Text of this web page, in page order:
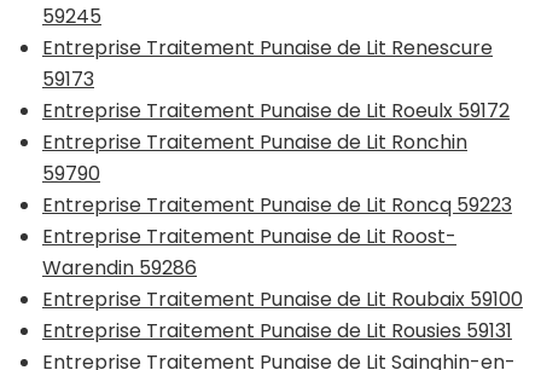
59245
Entreprise Traitement Punaise de Lit Renescure
59173
Entreprise Traitement Punaise de Lit Roeulx 59172
Entreprise Traitement Punaise de Lit Ronchin
59790
Entreprise Traitement Punaise de Lit Roncq 59223
Entreprise Traitement Punaise de Lit Roost-
Warendin 59286
Entreprise Traitement Punaise de Lit Roubaix 59100
Entreprise Traitement Punaise de Lit Rousies 59131
Entreprise Traitement Punaise de Lit Sainghin-en-